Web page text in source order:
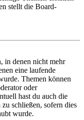
stellt die Board-
in denen nicht mehr
eine laufende
Themen können
oder
hast du auch die
schließen, sofern dies
wurde.